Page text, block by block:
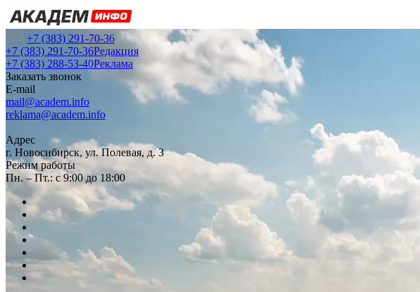
+7 (383) 291-70-36
+7 (383) 291-70-36Редакция
+7 (383) 288-53-40Реклама
Заказать звонок
E-mail
mail@academ.info
reklama@academ.info
Адрес
г. Новосибирск, ул. Полевая, д. 3
Режим работы
Пн. – Пт.: с 9:00 до 18:00